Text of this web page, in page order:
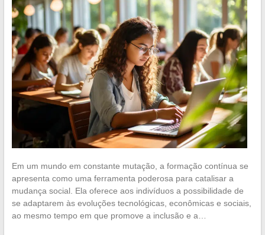
Em um mundo em constante mutação, a formação contínua se
apresenta como uma ferramenta poderosa para catalisar a
mudança social. Ela oferece aos indivíduos a possibilidade de
se adaptarem às evoluções tecnológicas, econômicas e sociais,
ao mesmo tempo em que promove a inclusão e a…